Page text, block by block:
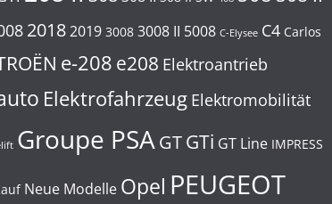
20182019 3008 3008 II 5008 C-Elysee C4 Carlos
e-208 e208 Elektroantrieb
Elektrofahrzeug Elektromobilität
Groupe PSAGTGTi GT Line IMPRESS
Neue Modelle Opel PEUGEOT